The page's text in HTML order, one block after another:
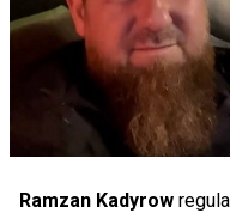
Ramzan Kadyrow